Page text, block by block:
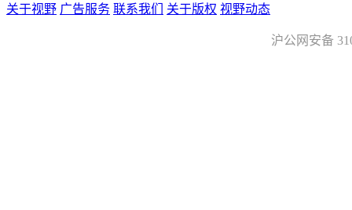
关于视野 广告服务 联系我们 关于版权 视野动态
沪公网安备